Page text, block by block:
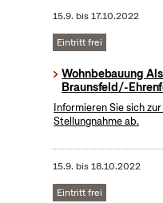
15.9. bis17.10.2022
Eintritt frei
Wohnbebauung
Braunsfeld/-
Informieren Sie sich
Stellungnahme ab.
15.9. bis18.10.2022
Eintritt frei